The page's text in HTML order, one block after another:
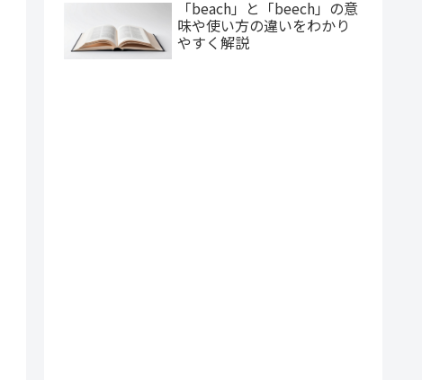
「beach」と「beech」の意
味や使い方の違いをわかり
やすく解説